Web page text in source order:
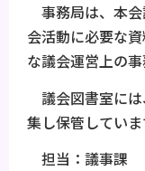
事務局は、本
会活動に必要な
な議会運営上の事
議会図書室に
集し保管していま
担当：議事課